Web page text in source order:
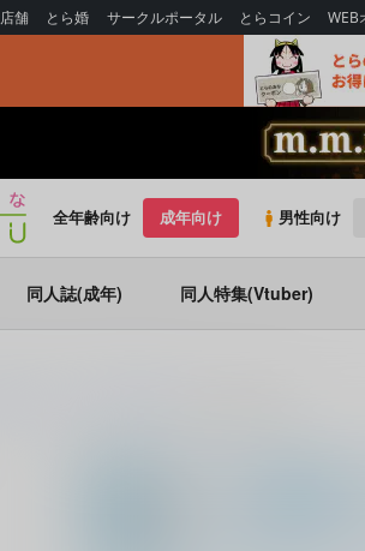
店舗 とら婚 サークルポータル とらコイン WEB
全年齢向け 成年向け 男性向け
同人誌(成年) 同人特集(Vtuber)